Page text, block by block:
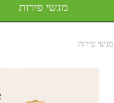
מגשי פירות
מגשי פירות